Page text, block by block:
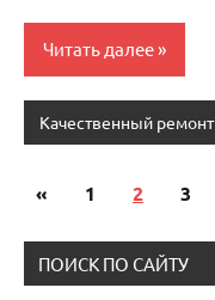
Читать далее
Качественный ремонт
Пагинация
записей
« Предыдущие
1 2 3
ПОИСК ПО САЙТУ